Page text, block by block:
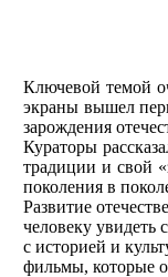
Ключевой темой
экраны вышел
зарождения
Кураторы
традиции и свой
поколения в
Развитие
человеку увидеть
с историей и
фильмы, которые